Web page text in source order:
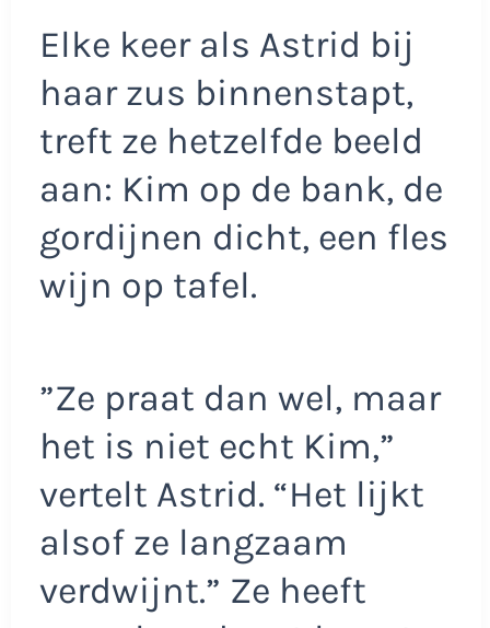
Elke keer als Astrid bij
haar zus binnenstapt,
treft ze hetzelfde beeld
aan: Kim op de bank, de
gordijnen dicht, een fles
wijn op tafel.
”Ze praat dan wel, maar
het is niet echt Kim,”
vertelt Astrid. “Het lijkt
alsof ze langzaam
verdwijnt.” Ze heeft